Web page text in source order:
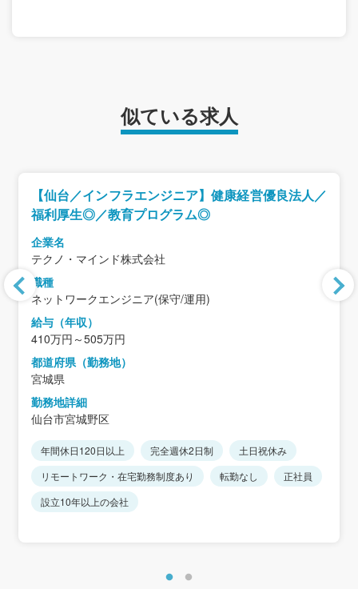
似ている求人
【仙台／インフラエンジニア】健康経営優良法人／
福利厚生◎／教育プログラム◎
企業名
テクノ・マインド株式会社
職種
ネットワークエンジニア(保守/運用)
給与（年収）
410万円～505万円
都道府県（勤務地）
宮城県
勤務地詳細
仙台市宮城野区
年間休日120日以上 完全週休2日制
土日祝休み
リモートワーク・在宅勤務制度あり
転勤なし
正社員
設立10年以上の会社